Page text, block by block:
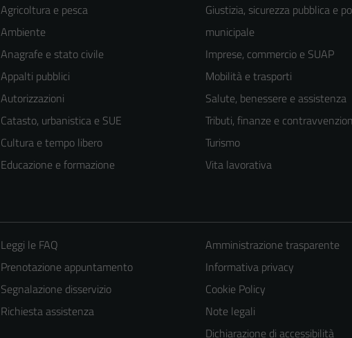
Agricoltura e pesca
Ambiente
Anagrafe e stato civile
Appalti pubblici
Autorizzazioni
Catasto, urbanistica e SUE
Cultura e tempo libero
Educazione e formazione
Giustizia, sicurezza pubblica e
municipale
Imprese, commercio e SUAP
Mobilità e trasporti
Salute, benessere e assistenza
Tributi, finanze e
Turismo
Vita lavorativa
Leggi le FAQ
Prenotazione appuntamento
Segnalazione disservizio
Richiesta assistenza
Amministrazione trasparente
Informativa privacy
Cookie Policy
Note legali
Dichiarazione di accessibilità